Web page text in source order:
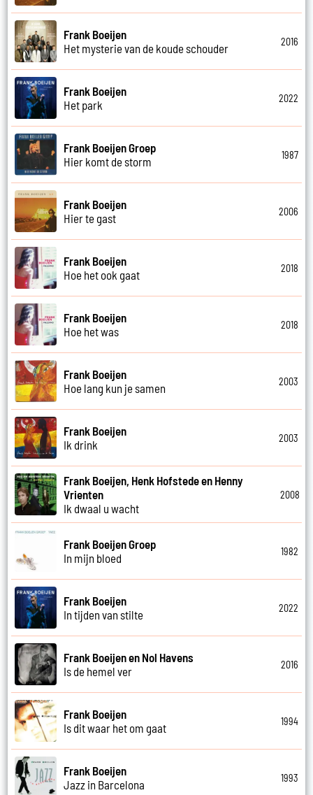
Frank Boeijen
Het mysterie van de koude schouder
2016
Frank Boeijen
Het park
2022
Frank Boeijen Groep
Hier komt de storm
1987
Frank Boeijen
Hier te gast
2006
Frank Boeijen
Hoe het ook gaat
2018
Frank Boeijen
Hoe het was
2018
Frank Boeijen
Hoe lang kun je samen
2003
Frank Boeijen
Ik drink
2003
Frank Boeijen, Henk Hofstede en Henny
Vrienten
Ik dwaal u wacht
2008
Frank Boeijen Groep
In mijn bloed
1982
Frank Boeijen
In tijden van stilte
2022
Frank Boeijen en Nol Havens
Is de hemel ver
2016
Frank Boeijen
Is dit waar het om gaat
1994
Frank Boeijen
Jazz in Barcelona
1993